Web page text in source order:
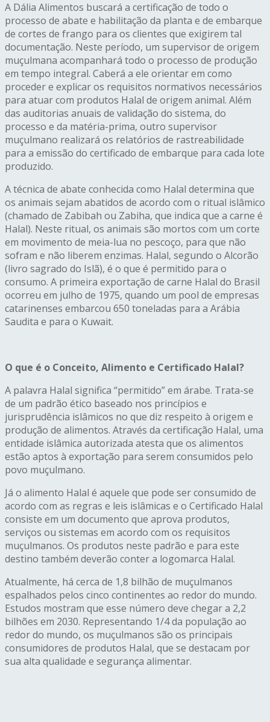
A Dália Alimentos buscará a certificação de todo o
processo de abate e habilitação da planta e de embarque
de cortes de frango para os clientes que exigirem tal
documentação. Neste período, um supervisor de origem
muçulmana acompanhará todo o processo de produção
em tempo integral. Caberá a ele orientar em como
proceder e explicar os requisitos normativos necessários
para atuar com produtos Halal de origem animal. Além
das auditorias anuais de validação do sistema, do
processo e da matéria-prima, outro supervisor
muçulmano realizará os relatórios de rastreabilidade
para a emissão do certificado de embarque para cada lote
produzido.
A técnica de abate conhecida como Halal determina que
os animais sejam abatidos de acordo com o ritual islâmico
(chamado de Zabibah ou Zabiha, que indica que a carne é
Halal). Neste ritual, os animais são mortos com um corte
em movimento de meia-lua no pescoço, para que não
sofram e não liberem enzimas. Halal, segundo o Alcorão
(livro sagrado do Islã), é o que é permitido para o
consumo. A primeira exportação de carne Halal do Brasil
ocorreu em julho de 1975, quando um pool de empresas
catarinenses embarcou 650 toneladas para a Arábia
Saudita e para o Kuwait.
O que é o Conceito, Alimento e Certificado Halal?
A palavra Halal significa “permitido” em árabe. Trata-se
de um padrão ético baseado nos princípios e
jurisprudência islâmicos no que diz respeito à origem e
produção de alimentos. Através da certificação Halal, uma
entidade islâmica autorizada atesta que os alimentos
estão aptos à exportação para serem consumidos pelo
povo muçulmano.
Já o alimento Halal é aquele que pode ser consumido de
acordo com as regras e leis islâmicas e o Certificado Halal
consiste em um documento que aprova produtos,
serviços ou sistemas em acordo com os requisitos
muçulmanos. Os produtos neste padrão e para este
destino também deverão conter a logomarca Halal.
Atualmente, há cerca de 1,8 bilhão de muçulmanos
espalhados pelos cinco continentes ao redor do mundo.
Estudos mostram que esse número deve chegar a 2,2
bilhões em 2030. Representando 1/4 da população ao
redor do mundo, os muçulmanos são os principais
consumidores de produtos Halal, que se destacam por
sua alta qualidade e segurança alimentar.